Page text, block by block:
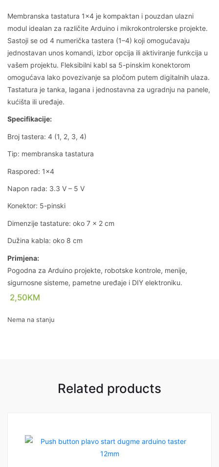
Membranska tastatura 1×4 je kompaktan i pouzdan ulazni
modul idealan za različite Arduino i mikrokontrolerske projekte.
Sastoji se od 4 numerička tastera (1–4) koji omogućavaju
jednostavan unos komandi, izbor opcija ili aktiviranje funkcija u
vašem projektu. Fleksibilni kabl sa 5-pinskim konektorom
omogućava lako povezivanje sa pločom putem digitalnih ulaza.
Tastatura je tanka, lagana i jednostavna za ugradnju na panele,
kućišta ili uređaje.
Specifikacije:
Broj tastera: 4 (1, 2, 3, 4)
Tip: membranska tastatura
Raspored: 1×4
Napon rada: 3.3 V – 5 V
Konektor: 5-pinski
Dimenzije tastature: oko 7 × 2 cm
Dužina kabla: oko 8 cm
Primjena:
Pogodna za Arduino projekte, robotske kontrole, menije,
sigurnosne sisteme, pametne uređaje i DIY elektroniku.
2,50KM
Nema na stanju
Related products